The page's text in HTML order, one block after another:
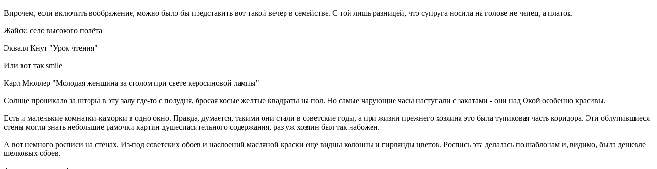
Впрочем, если включить воображение, можно было бы представить вот такой вечер в семействе. С той лишь разницей, что супруга носила на голове не чепец, а платок.
Жайск: село высокого полёта
Эквалл Кнут "Урок чтения"
Или вот так smile
Карл Мюллер "Молодая женщина за столом при свете керосиновой лампы"
Солнце проникало за шторы в эту залу где-то с полудня, бросая косые желтые квадраты на пол. Но самые чарующие часы наступали с закатами - они над Окой особенно красивы.
Есть и маленькие комнатки-каморки в одно окно. Правда, думается, такими они стали в советские годы, а при жизни прежнего хозяина это была тупиковая часть коридора. Эти облупившиеся
стены могли знать небольшие рамочки картин душеспасительного содержания, раз уж хозяин был так набожен.
А вот немного росписи на стенах. Из-под советских обоев и наслоений масляной краски еще видны колонны и гирлянды цветов. Роспись эта делалась по шаблонам и, видимо, была дешевле
шелковых обоев.